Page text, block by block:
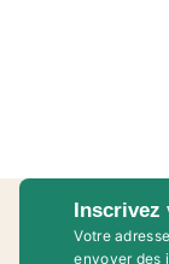
Inscrivez
Votre
envoyer des